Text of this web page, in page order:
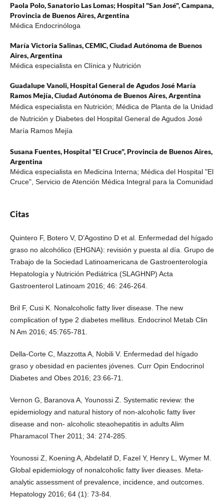
Paola Polo,Sanatorio Las Lomas; Hospital "San José", Campana,
Provincia de Buenos Aires, Argentina
Médica Endocrinóloga
María Victoria Salinas,CEMIC, Ciudad Autónoma de Buenos
Aires, Argentina
Médica especialista en Clínica y Nutrición
Guadalupe Vanoli,Hospital General de Agudos José María
Ramos Mejía, Ciudad Autónoma de Buenos Aires, Argentina
Médica especialista en Nutrición; Médica de Planta de la Unidad
de Nutrición y Diabetes del Hospital General de Agudos José
María Ramos Mejía
Susana Fuentes,Hospital "El Cruce", Provincia de Buenos Aires,
Argentina
Médica especialista en Medicina Interna; Médica del Hospital "El
Cruce", Servicio de Atención Médica Integral para la Comunidad
Citas
Quintero F, Botero V, D’Agostino D et al. Enfermedad del hígado
graso no alcohólico (EHGNA): revisión y puesta al día. Grupo de
Trabajo de la Sociedad Latinoamericana de Gastroenterología
Hepatología y Nutrición Pediátrica (SLAGHNP) Acta
Gastroenterol Latinoam 2016; 46: 246-264.
Bril F, Cusi K. Nonalcoholic fatty liver disease. The new
complication of type 2 diabetes mellitus. Endocrinol Metab Clin
N Am 2016; 45:765-781.
Della-Corte C, Mazzotta A, Nobili V. Enfermedad del hígado
graso y obesidad en pacientes jóvenes. Curr Opin Endocrinol
Diabetes and Obes 2016; 23:66-71.
Vernon G, Baranova A, Younossi Z. Systematic review: the
epidemiology and natural history of non-alcoholic fatty liver
disease and non- alcoholic steaohepatitis in adults Alim
Pharamacol Ther 2011; 34: 274-285.
Younossi Z, Koening A, Abdelatif D, Fazel Y, Henry L, Wymer M.
Global epidemiology of nonalcoholic fatty liver dieases. Meta-
analytic assessment of prevalence, incidence, and outcomes.
Hepatology 2016; 64 (1): 73-84.